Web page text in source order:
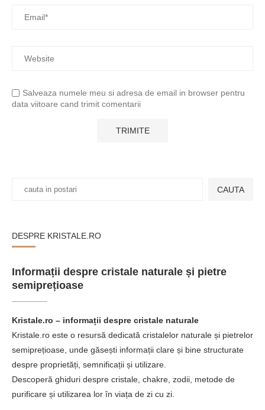
Salveaza numele meu si adresa de email in browser pentru
data viitoare cand trimit comentarii
CAUTA
DESPRE KRISTALE.RO
Informații despre cristale naturale și pietre
semiprețioase
Kristale.ro – informații despre cristale naturale
Kristale.ro este o resursă dedicată cristalelor naturale și pietrelor
semiprețioase, unde găsești informații clare și bine structurate
despre proprietăți, semnificații și utilizare.
Descoperă ghiduri despre cristale, chakre, zodii, metode de
purificare și utilizarea lor în viața de zi cu zi.